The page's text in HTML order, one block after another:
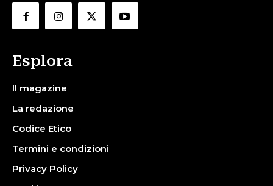
Esplora
Il magazine
La redazione
Codice Etico
Termini e condizioni
Privacy Policy